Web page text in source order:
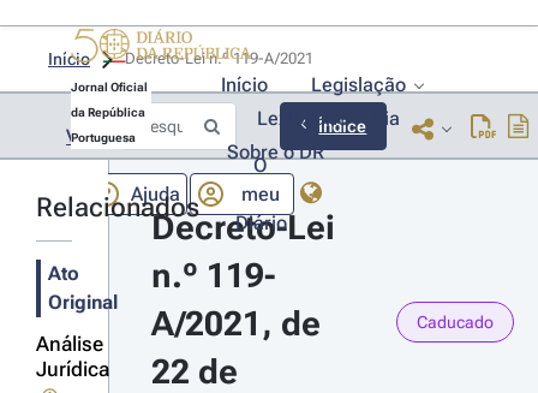
Jornal Oficial
da República
Portuguesa
Início
Legislação
Lexionário
Lia
Sobre o DR
Ajuda
O
meu
Diário
Início
Voltar Índice
Relacionados
Ato
Original
Análise
Jurídica
Decreto-Lei
n.º 119-
A/2021, de
22 de
Caducado